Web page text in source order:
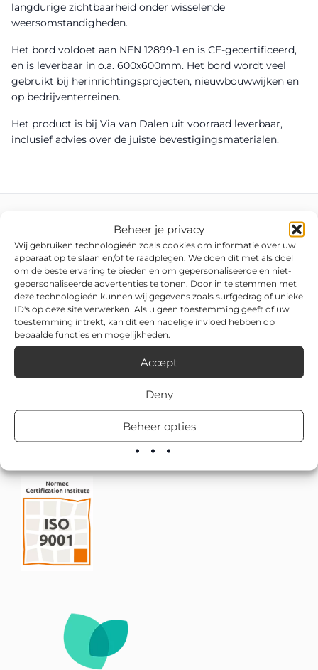
Beheer je privacy
Wij gebruiken technologieën zoals cookies om informatie over uw
apparaat op te slaan en/of te raadplegen. We doen dit met als doel
om de beste ervaring te bieden en om gepersonaliseerde en niet-
gepersonaliseerde advertenties te tonen. Door in te stemmen met
deze technologieën kunnen wij gegevens zoals surfgedrag of unieke
ID's op deze site verwerken. Als u geen toestemming geeft of uw
toestemming intrekt, kan dit een nadelige invloed hebben op
bepaalde functies en mogelijkheden.
Accept
Deny
Beheer opties
langdurige zichtbaarheid onder wisselende
weersomstandigheden.
Het bord voldoet aan NEN 12899-1 en is CE-gecertificeerd,
en is leverbaar in o.a. 600x600mm. Het bord wordt veel
gebruikt bij herinrichtingsprojecten, nieuwbouwwijken en
op bedrijventerreinen.
Het product is bij Via van Dalen uit voorraad leverbaar,
inclusief advies over de juiste bevestigingsmaterialen.